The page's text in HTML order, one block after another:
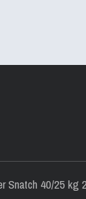
40/25 kg